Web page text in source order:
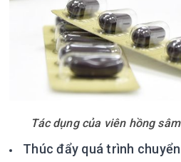
Tác dụng của viên hồng
Thúc đẩy quá trình